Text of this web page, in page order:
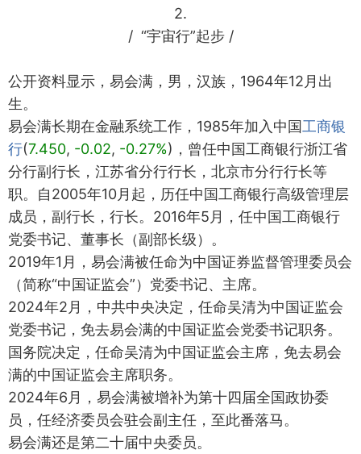
2.
/ “宇宙行”起步 /
公开资料显示，易会满，男，汉族，1964年12月出
生。
易会满长期在金融系统工作，1985年加入中国工商银
行(7.450, -0.02, -0.27%)，曾任中国工商银行浙江省
分行副行长，江苏省分行行长，北京市分行行长等
职。自2005年10月起，历任中国工商银行高级管理层
成员，副行长，行长。2016年5月，任中国工商银行
党委书记、董事长（副部长级）。
2019年1月，易会满被任命为中国证券监督管理委员会
（简称“中国证监会”）党委书记、主席。
2024年2月，中共中央决定，任命吴清为中国证监会
党委书记，免去易会满的中国证监会党委书记职务。
国务院决定，任命吴清为中国证监会主席，免去易会
满的中国证监会主席职务。
2024年6月，易会满被增补为第十四届全国政协委
员，任经济委员会驻会副主任，至此番落马。
易会满还是第二十届中央委员。